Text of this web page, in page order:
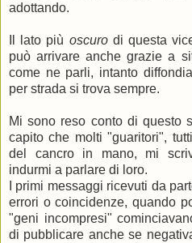
adottando.
Il lato più oscuro di questa
può arrivare anche grazie a
come ne parli, intanto
per strada si trova sempre.
Mi sono reso conto di questo
capito che molti "guaritori",
del cancro in mano, mi
indurmi a parlare di loro.
I primi messaggi ricevuti da
errori o coincidenze, quando
"geni incompresi"
di pubblicare anche se